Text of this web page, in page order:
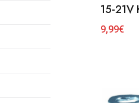
15-21V
9,99€